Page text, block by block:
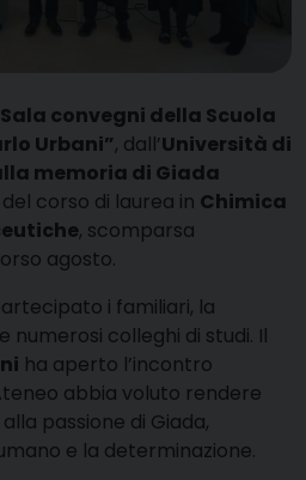
Sala convegni della Scuola
Urbani”, dall’Università di
memoria di Giada
corso di laurea in Chimica
, scomparsa
agosto.
i familiari, la
numerosi colleghi di studi. Il
ha aperto l’incontro
abbia voluto rendere
passione di Giada,
e la determinazione.